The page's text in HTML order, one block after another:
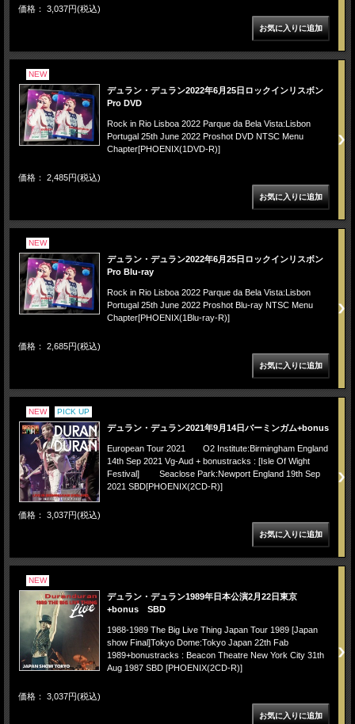
価格： 3,037円(税込)
NEW
デュラン・デュラン2022年6月25日ロックインリスボン
Pro DVD
Rock in Rio Lisboa 2022 Parque da Bela Vista:Lisbon
Portugal 25th June 2022 Proshot DVD NTSC Menu
Chapter[PHOENIX(1DVD-R)]
価格： 2,485円(税込)
NEW
デュラン・デュラン2022年6月25日ロックインリスボン
Pro Blu-ray
Rock in Rio Lisboa 2022 Parque da Bela Vista:Lisbon
Portugal 25th June 2022 Proshot Blu-ray NTSC Menu
Chapter[PHOENIX(1Blu-ray-R)]
価格： 2,685円(税込)
NEW PICK UP
デュラン・デュラン2021年9月14日バーミンガム+bonus
European Tour 2021 O2 Institute:Birmingham England
14th Sep 2021 Vg-Aud + bonustracks : [Isle Of Wight
Festival] Seaclose Park:Newport England 19th Sep
2021 SBD[PHOENIX(2CD-R)]
価格： 3,037円(税込)
NEW
デュラン・デュラン1989年日本公演2月22日東京
+bonus SBD
1988-1989 The Big Live Thing Japan Tour 1989 [Japan
show Final]Tokyo Dome:Tokyo Japan 22th Fab
1989+bonustracks : Beacon Theatre New York City 31th
Aug 1987 SBD [PHOENIX(2CD-R)]
価格： 3,037円(税込)